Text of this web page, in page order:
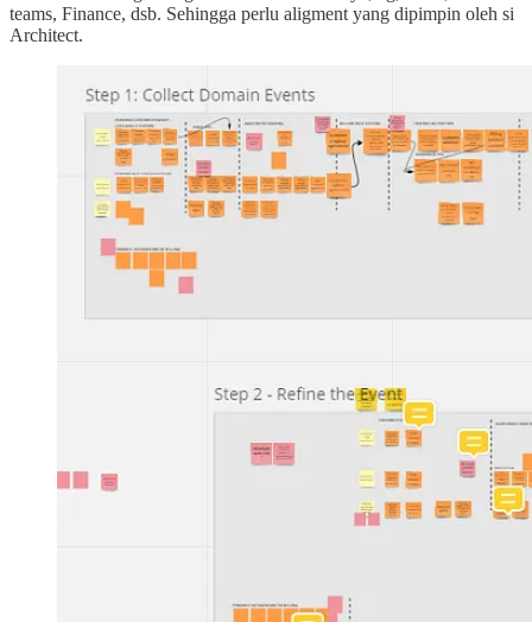
teams, Finance, dsb. Sehingga perlu aligment yang dipimpin oleh si
Architect.